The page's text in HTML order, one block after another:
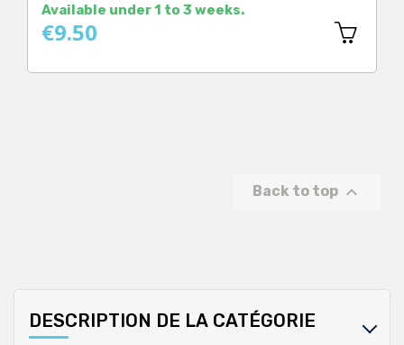
Available under 1 to 3 weeks.
€9.50
Back to top 
DESCRIPTION DE LA CATÉGORIE